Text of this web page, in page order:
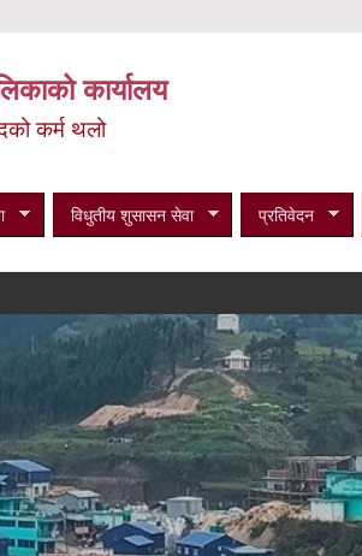
कार्यालय
कर्म थलो
विधुतीय शुसासन सेवा प्रतिवेदन
विभिन्न